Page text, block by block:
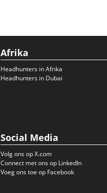
Afrika
Headhunters in Afrika
Headhunters in Dubai
Social Media
Volg ons op X.com
Connect met ons op LinkedIn
Voeg ons toe op Facebook